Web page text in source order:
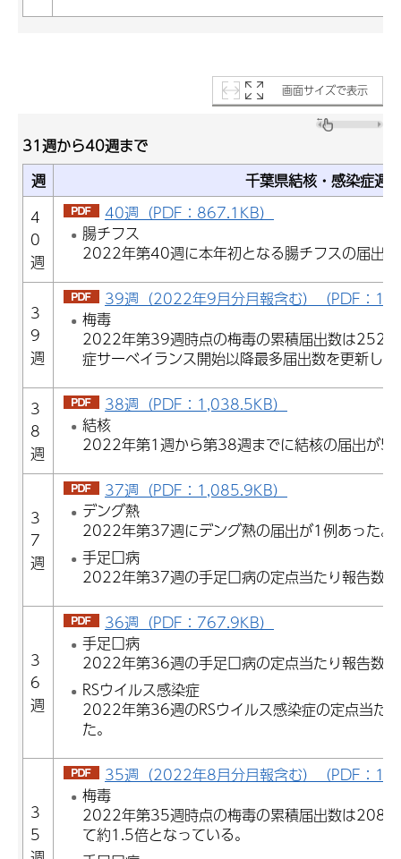
画面サイズで表示
31週から40週まで
週
千葉県結核・感染症週
4
0
週
40週（PDF：867.1KB）
腸チフス
2022年第40週に本年初となる腸チフスの届出
3
9
週
39週（2022年9月分月報含む）（PDF：
梅毒
2022年第39週時点の梅毒の累積届出数は252
症サーベイランス開始以降最多届出数を更新し
3
8
週
38週（PDF：1,038.5KB）
結核
2022年第1週から第38週までに結核の届出が
3
7
週
37週（PDF：1,085.9KB）
デング熱
2022年第37週にデング熱の届出が1例あった。
手足口病
2022年第37週の手足口病の定点当たり報告数
3
6
週
36週（PDF：767.9KB）
手足口病
2022年第36週の手足口病の定点当たり報告数
RSウイルス感染症
2022年第36週のRSウイルス感染症の定点当た
た。
3
5
35週（2022年8月分月報含む）（PDF：
梅毒
2022年第35週時点の梅毒の累積届出数は208
て約1.5倍となっている。